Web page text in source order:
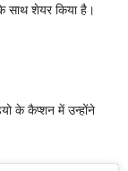
के साथ शेयर किया है।
के कैप्शन में उन्होंने